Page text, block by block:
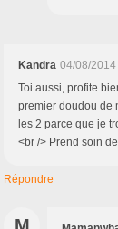
Kandra 04/08/
Toi aussi, profite
premier doudou de
les 2 parce que je
<br /> Prend soin
Répondre